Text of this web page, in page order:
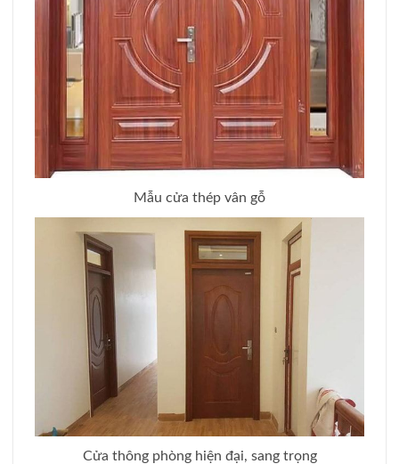
Mẫu cửa thép vân gỗ
Cửa thông phòng hiện đại, sang trọng